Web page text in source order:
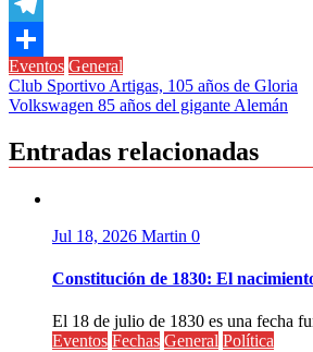
Link
Telegram
Compartir
Eventos General
Navegación
de
entradas
Club Sportivo Artigas, 105 años de Gloria
Volkswagen 85 años del gigante Alemán
Entradas relacionadas
Jul 18, 2026 Martin 0
Constitución de 1830: El
El 18 de julio de 1830 es una fecha
Eventos Fechas General Política